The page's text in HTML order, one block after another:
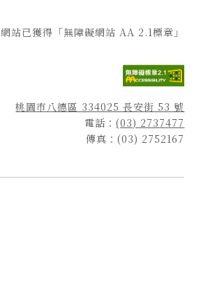
網站已獲得「無障礙網站 AA 2.1標章」
桃園市八德區 334025 長安街 53 號
電話：(03) 2737477
傳真：(03) 2752167